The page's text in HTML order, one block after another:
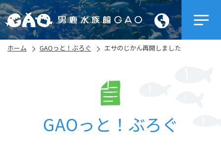
ホーム GAOっと！ぶろぐ エサのじかん再開しました
GAOっと！ぶろぐ